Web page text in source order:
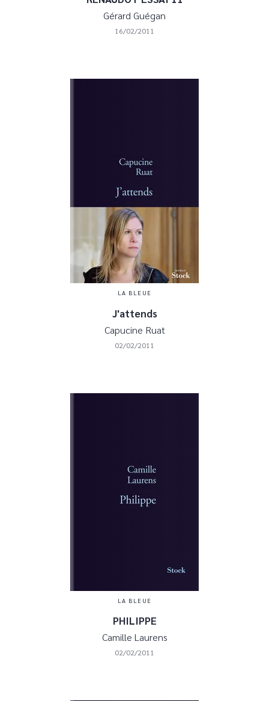
Gérard Guégan
16/02/2011
LA BLEUE
J'attends
Capucine Ruat
02/02/2011
LA BLEUE
PHILIPPE
Camille Laurens
02/02/2011